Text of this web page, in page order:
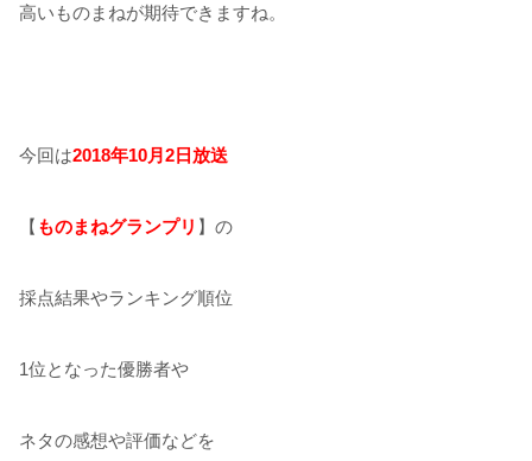
高いものまねが期待できますね。
今回は2018年10月2日放送
【 ものまねグランプリ 】の
採点結果やランキング順位
1位となった優勝者や
ネタの感想や評価などを